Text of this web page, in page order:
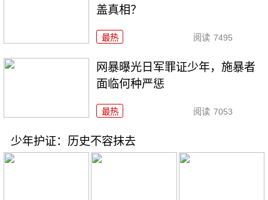
盖真相？
最热 阅读 7495
网暴曝光日军罪证少年，施暴者
面临何种严惩
最热 阅读 7053
少年护证：历史不容抹去